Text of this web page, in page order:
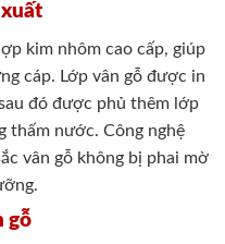
xuất
kim nhôm cao cấp, giúp
cáp. Lớp vân gỗ được in
đó được phủ thêm lớp
thấm nước. Công nghệ
vân gỗ không bị phai mờ
gỗ